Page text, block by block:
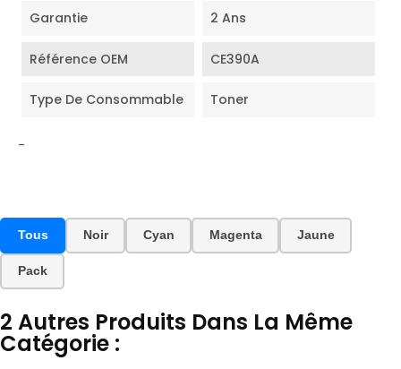
Garantie 2 Ans
Référence OEM CE390A
Type De Consommable Toner
-
Tous Noir Cyan Magenta Jaune
Pack
2 Autres Produits Dans La Même
Catégorie :